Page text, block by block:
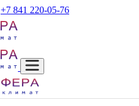
+7 841 220-05-76